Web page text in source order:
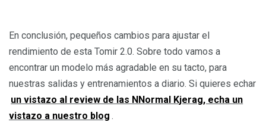
En conclusión, pequeños cambios para ajustar el
rendimiento de esta Tomir 2.0. Sobre todo vamos a
encontrar un modelo más agradable en su tacto, para
nuestras salidas y entrenamientos a diario. Si quieres echar
un vistazo al review de las NNormal Kjerag, echa un
vistazo a nuestro blog .